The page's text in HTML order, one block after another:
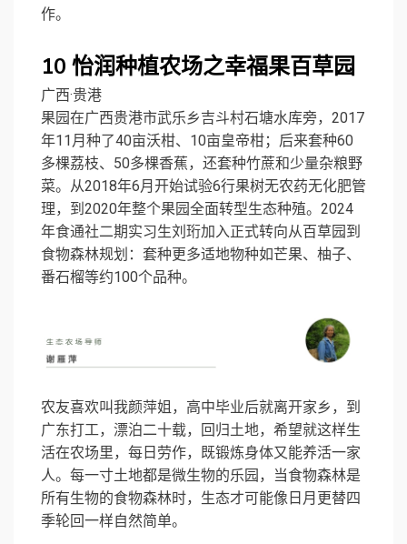
作。
10 怡润种植农场之幸福果百草园
广西·贵港
果园在广西贵港市武乐乡吉斗村石塘水库旁，2017
年11月种了40亩沃柑、10亩皇帝柑；后来套种60
多棵荔枝、50多棵香蕉，还套种竹蔗和少量杂粮野
菜。从2018年6月开始试验6行果树无农药无化肥管
理，到2020年整个果园全面转型生态种殖。2024
年食通社二期实习生刘珩加入正式转向从百草园到
食物森林规划：套种更多适地物种如芒果、柚子、
番石榴等约100个品种。
农友喜欢叫我颜萍姐，高中毕业后就离开家乡，到
广东打工，漂泊二十载，回归土地，希望就这样生
活在农场里，每日劳作，既锻炼身体又能养活一家
人。每一寸土地都是微生物的乐园，当食物森林是
所有生物的食物森林时，生态才可能像日月更替四
季轮回一样自然简单。